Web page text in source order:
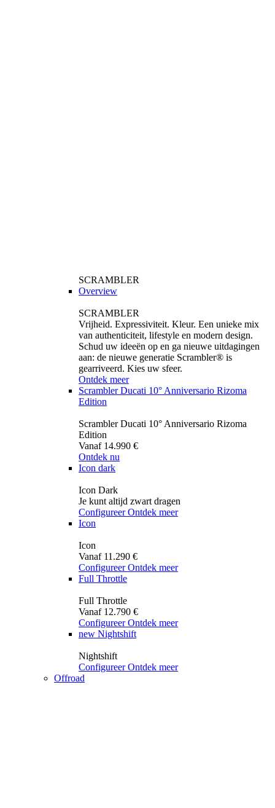
SCRAMBLER
Overview
SCRAMBLER
Vrijheid. Expressiviteit. Kleur. Een unieke mix
van authenticiteit, lifestyle en modern design.
Schud uw ideeën op en ga nieuwe uitdagingen
aan: de nieuwe generatie Scrambler® is
gearriveerd. Kies uw sfeer.
Ontdek meer
Scrambler Ducati 10° Anniversario Rizoma
Edition
Scrambler Ducati 10° Anniversario Rizoma
Edition
Vanaf 14.990 €
Ontdek nu
Icon dark
Icon Dark
Je kunt altijd zwart dragen
Configureer Ontdek meer
Icon
Icon
Vanaf 11.290 €
Configureer Ontdek meer
Full Throttle
Full Throttle
Vanaf 12.790 €
Configureer Ontdek meer
new Nightshift
Nightshift
Configureer Ontdek meer
Offroad